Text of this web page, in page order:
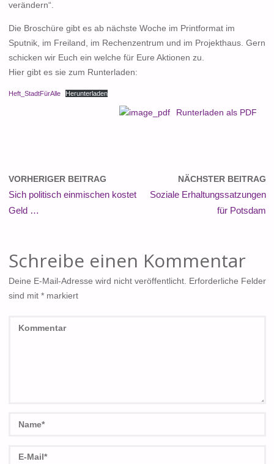
verändern“.
Die Broschüre gibt es ab nächste Woche im Printformat im
Sputnik, im Freiland, im Rechenzentrum und im Projekthaus. Gern
schicken wir Euch ein welche für Eure Aktionen zu.
Hier gibt es sie zum Runterladen:
Heft_StadtFürAlle Herunterladen
Runterladen als PDF
VORHERIGER BEITRAG
Sich politisch einmischen kostet
Geld …
NÄCHSTER BEITRAG
Soziale Erhaltungssatzungen
für Potsdam
Schreibe einen Kommentar
Deine E-Mail-Adresse wird nicht veröffentlicht.
Erforderliche Felder
sind mit *markiert